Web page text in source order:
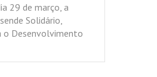
29 de março, a
Solidário,
o Desenvolvimento